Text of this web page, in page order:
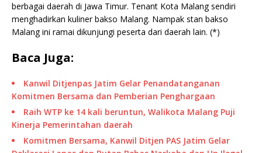
berbagai daerah di Jawa Timur. Tenant Kota Malang sendiri
menghadirkan kuliner bakso Malang. Nampak stan bakso
Malang ini ramai dikunjungi peserta dari daerah lain. (*)
Baca Juga:
Kanwil Ditjenpas Jatim Gelar Penandatanganan
Komitmen Bersama dan Pemberian Penghargaan
Raih WTP ke 14 kali beruntun, Walikota Malang Puji
Kinerja Pemerintahan daerah
Komitmen Bersama, Kanwil Ditjen PAS Jatim Gelar